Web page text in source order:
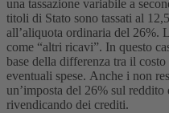
una tassazione variabile a
titoli di Stato sono tassati al
all’aliquota ordinaria del 26%.
come “altri ricavi”. In questo
base della differenza tra il
eventuali spese. Anche i non
un’imposta del 26% sul
rivendicando dei crediti.